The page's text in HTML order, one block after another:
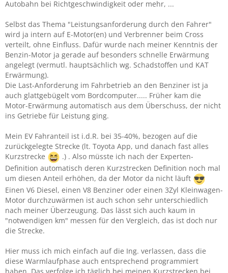
Autobahn bei Richtgeschwindigkeit oder mehr, ...
Selbst das Thema "Leistungsanforderung durch den Fahrer"
wird ja intern auf E-Motor(en) und Verbrenner beim Cross
verteilt, ohne Einfluss. Dafür wurde nach meiner Kenntnis der
Benzin-Motor ja gerade auf besonders schnelle Erwärmung
angelegt (vermutl. hauptsächlich wg. Schadstoffen und KAT
Erwärmung).
Die Last-Anforderung im Fahrbetrieb an den Benziner ist ja
auch glattgebügelt vom Bordcomputer..... Früher kam die
Motor-Erwärmung automatisch aus dem Überschuss, der nicht
ins Getriebe für Leistung ging.
Mein EV Fahranteil ist i.d.R. bei 35-40%, bezogen auf die
zurückgelegte Strecke (lt. Toyota App, und danach fast alles
Kurzstrecke
.) . Also müsste ich nach der Experten-
Definition automatisch deren Kurzstrecken Definition noch mal
um diesen Anteil erhöhen, da der Motor da nicht läuft
Einen V6 Diesel, einen V8 Benziner oder einen 3Zyl Kleinwagen-
Motor durchzuwärmen ist auch schon sehr unterschiedlich
nach meiner Überzeugung. Das lässt sich auch kaum in
"notwendigen km" messen für den Vergleich, das ist doch nur
die Strecke.
Hier muss ich mich einfach auf die Ing. verlassen, dass die
diese Warmlaufphase auch entsprechend programmiert